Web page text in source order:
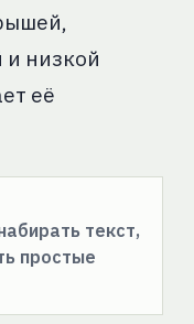
и низкой
её
текст,
простые